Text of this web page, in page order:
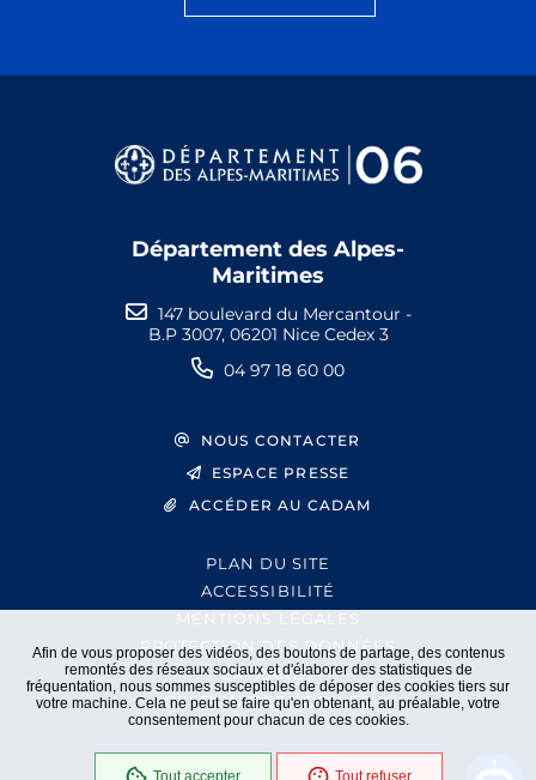
Afin de vous proposer des vidéos, des boutons de partage, des contenus
remontés des réseaux sociaux et d'élaborer des statistiques de
fréquentation, nous sommes susceptibles de déposer des cookies tiers sur
votre machine. Cela ne peut se faire qu'en obtenant, au préalable, votre
consentement pour chacun de ces cookies.
Tout accepter Tout refuser
Département des Alpes-
Maritimes
147 boulevard du Mercantour -
B.P 3007, 06201 Nice Cedex 3
04 97 18 60 00
NOUS CONTACTER
ESPACE PRESSE
ACCÉDER AU CADAM
PLAN DU SITE
ACCESSIBILITÉ
MENTIONS LÉGALES
PROTECTION DES DONNÉES
EXTRANET
GESTION DES COOKIES